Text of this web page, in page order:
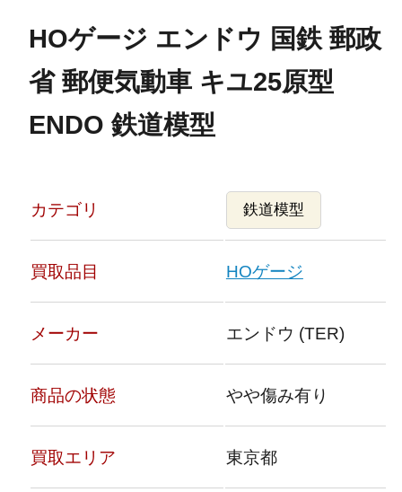
HOゲージ エンドウ 国鉄 郵政
省 郵便気動車 キユ25原型
ENDO 鉄道模型
カテゴリ 鉄道模型
買取品目 HOゲージ
メーカー エンドウ (TER)
商品の状態 やや傷み有り
買取エリア 東京都